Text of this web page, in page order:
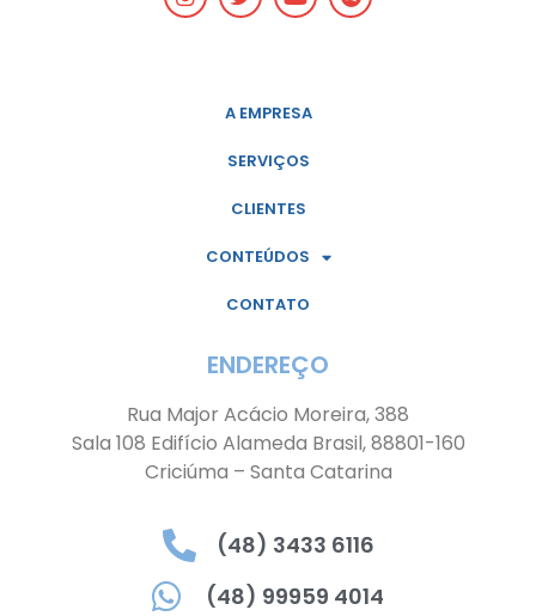
A EMPRESA
SERVIÇOS
CLIENTES
CONTEÚDOS
CONTATO
ENDEREÇO
Rua Major Acácio Moreira, 388
Sala 108 Edifício Alameda Brasil, 88801-160
Criciúma – Santa Catarina
(48) 3433 6116
(48) 99959 4014